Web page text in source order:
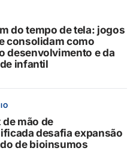
do tempo de tela: jogos
consolidam como
desenvolvimento e da
infantil
de mão de
desafia expansão
de bioinsumos